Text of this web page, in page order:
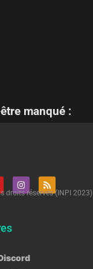
manqué :
droits réservés (INPI 2023)